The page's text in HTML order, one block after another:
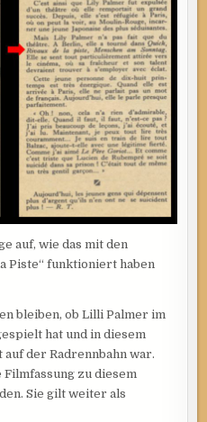
auf, wie das mit den
Piste“ funktioniert haben
bleiben, ob Lilli Palmer im
hat und in diesem
auf der Radrennbahn war.
zu diesem
Sie gilt weiter als